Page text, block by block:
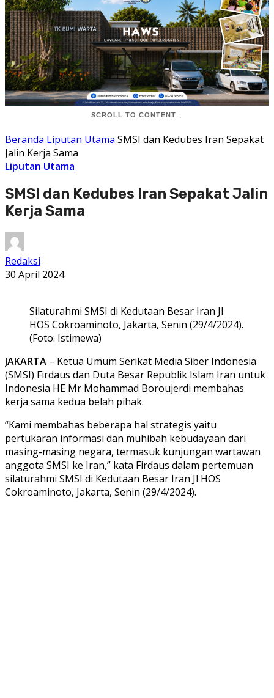
SCROLL TO CONTENT ↓
Beranda Liputan Utama SMSI dan Kedubes Iran Sepakat
Jalin Kerja Sama
Liputan Utama
SMSI dan Kedubes Iran Sepakat Jalin
Kerja Sama
Redaksi
30 April 2024
Silaturahmi SMSI di Kedutaan Besar Iran Jl
HOS Cokroaminoto, Jakarta, Senin (29/4/2024).
(Foto: Istimewa)
JAKARTA – Ketua Umum Serikat Media Siber Indonesia
(SMSI) Firdaus dan Duta Besar Republik Islam Iran untuk
Indonesia HE Mr Mohammad Boroujerdi membahas
kerja sama kedua belah pihak.
“Kami membahas beberapa hal strategis yaitu
pertukaran informasi dan muhibah kebudayaan dari
masing-masing negara, termasuk kunjungan wartawan
anggota SMSI ke Iran,” kata Firdaus dalam pertemuan
silaturahmi SMSI di Kedutaan Besar Iran Jl HOS
Cokroaminoto, Jakarta, Senin (29/4/2024).